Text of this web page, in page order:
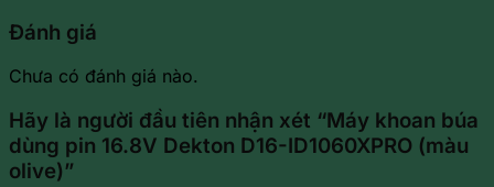
Đánh giá
Chưa có đánh giá nào.
Hãy là người đầu tiên nhận xét “Máy khoan búa
dùng pin 16.8V Dekton D16-ID1060XPRO (màu
olive)”